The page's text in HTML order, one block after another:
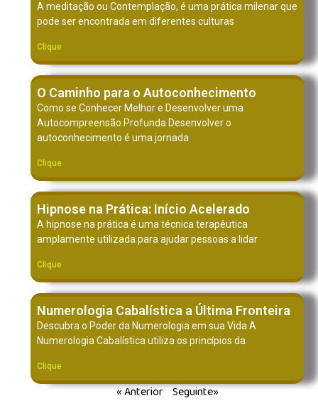
A meditação ou Contemplação, é uma prática milenar que
pode ser encontrada em diferentes culturas
Clique
O Caminho para o Autoconhecimento
Como se Conhecer Melhor e Desenvolver uma
Autocompreensão Profunda Desenvolver o
autoconhecimento é uma jornada
Clique
Hipnose na Prática: Início Acelerado
A hipnose na prática é uma técnica terapêutica
amplamente utilizada para ajudar pessoas a lidar
Clique
Numerologia Cabalística a Última Fronteira
Descubra o Poder da Numerologia em sua Vida A
Numerologia Cabalística utiliza os princípios da
Clique
« Anterior Seguinte»